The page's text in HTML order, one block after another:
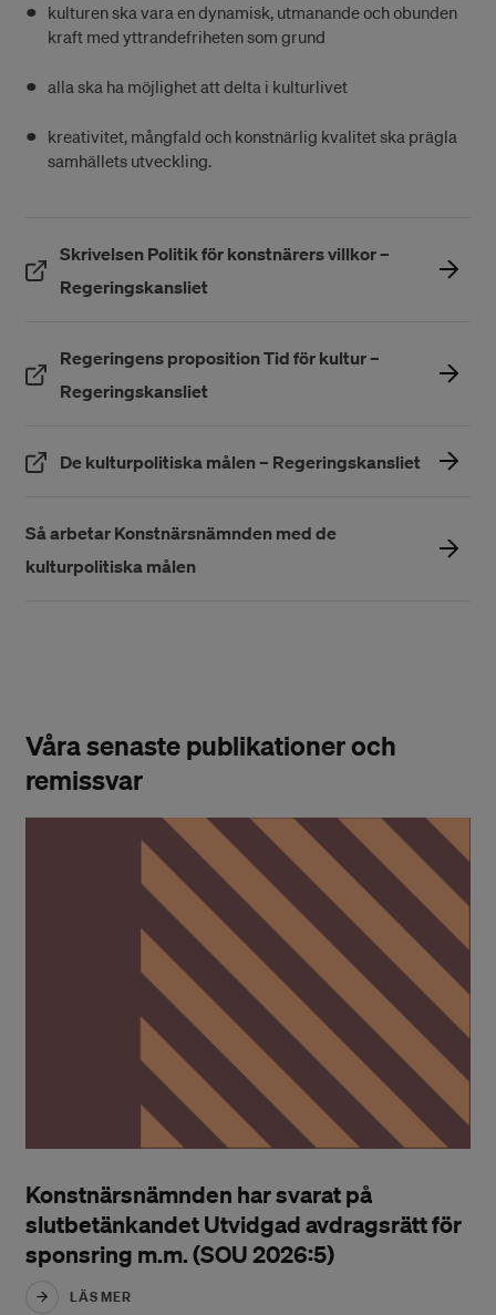
kulturen ska vara en dynamisk, utmanande och obunden
kraft med yttrandefriheten som grund
alla ska ha möjlighet att delta i kulturlivet
kreativitet, mångfald och konstnärlig kvalitet ska prägla
samhällets utveckling.
Skrivelsen Politik för konstnärers villkor –
Regeringskansliet
Regeringens proposition Tid för kultur –
Regeringskansliet
De kulturpolitiska målen – Regeringskansliet
Så arbetar Konstnärsnämnden med de
kulturpolitiska målen
Våra senaste publikationer och
remissvar
Konstnärsnämnden har svarat på
slutbetänkandet Utvidgad avdragsrätt för
sponsring m.m. (SOU 2026:5)
LÄS MER